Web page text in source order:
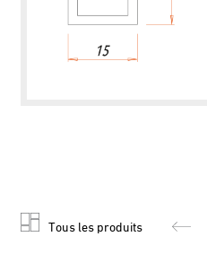
Tous les produits